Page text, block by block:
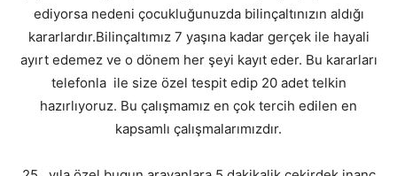
ediyorsa nedeni çocukluğunuzda bilinçaltınızın aldığı
kararlardır.Bilinçaltımız 7 yaşına kadar gerçek ile hayali
ayırt edemez ve o dönem her şeyi kayıt eder. Bu kararları
telefonla ile size özel tespit edip 20 adet telkin
hazırlıyoruz. Bu çalışmamız en çok tercih edilen en
kapsamlı çalışmalarımızdır.